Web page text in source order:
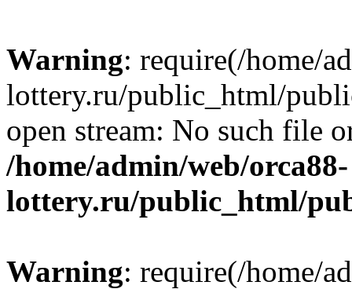
Warning: require(/home/
lottery.ru/public_html/
open stream: No such file
/home/admin/web/orca88-
lottery.ru/public_html/
Warning: require(/home/